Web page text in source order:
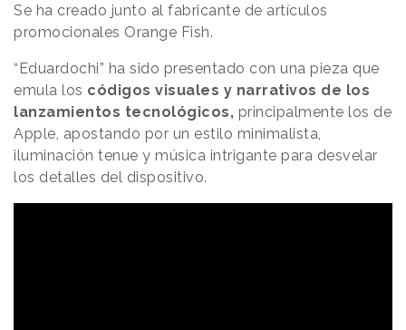
Se ha creado junto al fabricante de artículos
promocionales Orange Fish.
“Eduardochi” ha sido presentado con una pieza que
emula los códigos visuales y narrativos de los
lanzamientos tecnológicos, principalmente los de
Apple, apostando por un estilo minimalista,
iluminación tenue y música intrigante para desvelar
los detalles del dispositivo.